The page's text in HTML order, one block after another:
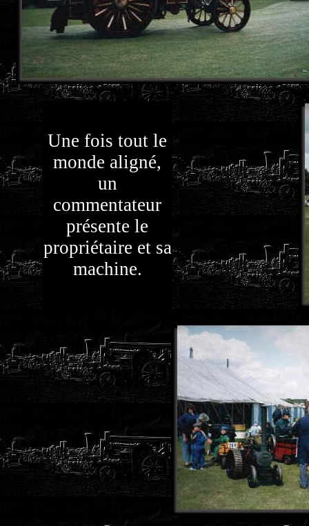
Une fois tout le
monde aligné,
un
commentateur
présente le
propriétaire et sa
machine.